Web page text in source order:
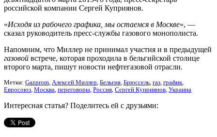
российской компании Сергей Куприянов.
«Исходя из рабочего графика, мы остаемся в Москве«, —
сказал руководитель пресс-службы газового монополиста.
Напомним, что Миллер не принимал участия и в предыдущей
газовой встрече, которая проходила в бельгийской столице
второго марта, пишут новости нефтегазовой отрасли.
Метки: Gazprom, Алексей Миллер, Бельгия, Брюссель, газ, график,
Евросоюз, Москва, переговоры, Россия, Сергей Куприянов, Украина
Интересная статья? Поделитесь ей с друзьями: